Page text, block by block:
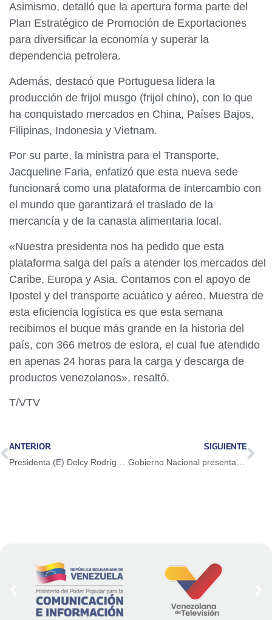
Asimismo, detalló que la apertura forma parte del
Plan Estratégico de Promoción de Exportaciones
para diversificar la economía y superar la
dependencia petrolera.
Además, destacó que Portuguesa lidera la
producción de frijol musgo (frijol chino), con lo que
ha conquistado mercados en China, Países Bajos,
Filipinas, Indonesia y Vietnam.
Por su parte, la ministra para el Transporte,
Jacqueline Faria, enfatizó que esta nueva sede
funcionará como una plataforma de intercambio con
el mundo que garantizará el traslado de la
mercancía y de la canasta alimentaria local.
«Nuestra presidenta nos ha pedido que esta
plataforma salga del país a atender los mercados del
Caribe, Europa y Asia. Contamos con el apoyo de
Ipostel y del transporte acuático y aéreo. Muestra de
esta eficiencia logística es que esta semana
recibimos el buque más grande en la historia del
país, con 366 metros de eslora, el cual fue atendido
en apenas 24 horas para la carga y descarga de
productos venezolanos», resaltó.
T/VTV
ANTERIOR
Presidenta (E) Delcy Rodríguez: Esta peregrinación es para profundizar la Venezuela productiva
SIGUIENTE
Gobierno Nacional presenta balance de la Ley de Amnistía y Convivencia Democrática